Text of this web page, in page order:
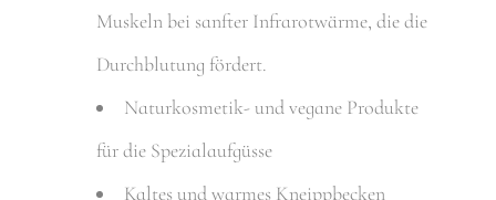
Muskeln bei sanfter Infrarotwärme, die die
Durchblutung fördert.
Naturkosmetik- und vegane Produkte
für die Spezialaufgüsse
Kaltes und warmes Kneippbecken